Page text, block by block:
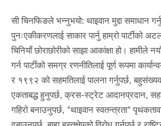
सी चिनफिङले भन्नुभयो: थाइवान मुद्दा समाधान
पुनःएकीकरणलाई साकार पार्नु हाम्रो पार्टीको
चिनियाँ छोराछोरीको साझा आकांक्षा हो। हामीले
गर्न पार्टीको समग्र रणनीतिलाई पूर्ण रूपमा
र १९९२ को सहमतिलाई पालना गर्नुपर्छ,
एकताबद्ध हुनुपर्छ, क्रस-स्ट्रेट आदानप्रदान,
गहिरो बनाउनुपर्छ, "थाइवान स्वतन्त्रता"